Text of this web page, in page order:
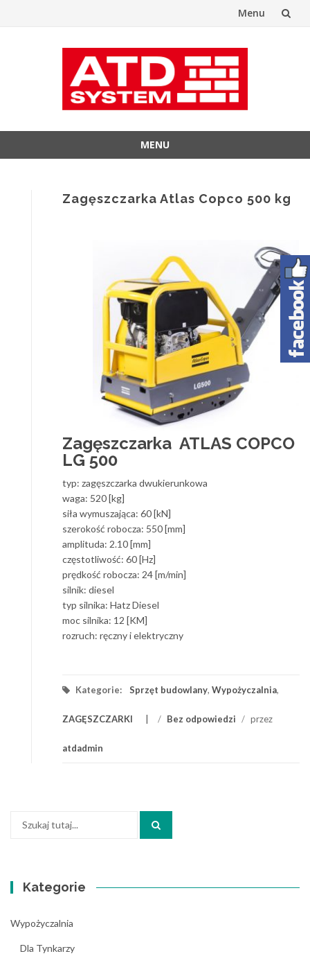
Menu
MENU
Zagęszczarka Atlas Copco 500 kg
Zagęszczarka ATLAS COPCO
LG 500
typ: zagęszczarka dwukierunkowa
waga: 520 [kg]
siła wymuszająca: 60 [kN]
szerokość robocza: 550 [mm]
amplituda: 2.10 [mm]
częstotliwość: 60 [Hz]
prędkość robocza: 24 [m/min]
silnik: diesel
typ silnika: Hatz Diesel
moc silnika: 12 [KM]
rozruch: ręczny i elektryczny
Kategorie: Sprzęt budowlany, Wypożyczalnia,
ZAGĘSZCZARKI / Bez odpowiedzi / przez
atdadmin
Kategorie
Wypożyczalnia
Dla Tynkarzy